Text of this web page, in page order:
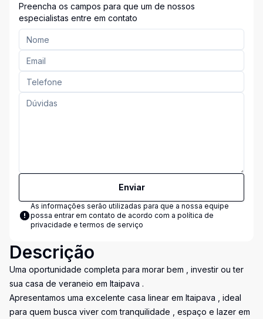
Preencha os campos para que um de nossos
especialistas entre em contato
Enviar
As informações serão utilizadas para que a nossa equipe
possa entrar em contato de acordo com a política de
privacidade e termos de serviço
Descrição
Uma oportunidade completa para morar bem , investir ou ter
sua casa de veraneio em Itaipava .
Apresentamos uma excelente casa linear em Itaipava , ideal
para quem busca viver com tranquilidade , espaço e lazer em